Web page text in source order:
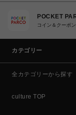
POCKET
コイン＆クーポ
カテゴリー
全カテゴリーから探す
culture TOP